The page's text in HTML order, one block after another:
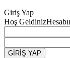
Giriş Yap
Hoş Geldiniz